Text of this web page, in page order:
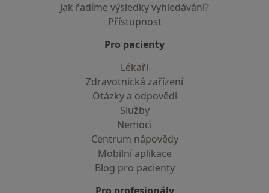
Jak řadíme výsledky vyhledávání?
Přístupnost
Pro pacienty
Lékaři
Zdravotnická zařízení
Otázky a odpovědi
Služby
Nemoci
Centrum nápovědy
Mobilní aplikace
Blog pro pacienty